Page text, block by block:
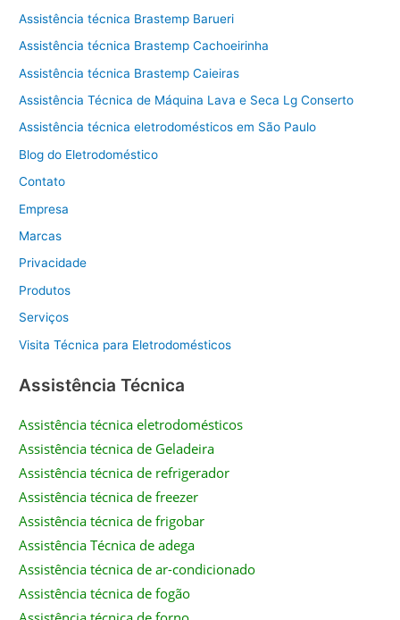
Assistência técnica Brastemp Barueri
Assistência técnica Brastemp Cachoeirinha
Assistência técnica Brastemp Caieiras
Assistência Técnica de Máquina Lava e Seca Lg Conserto
Assistência técnica eletrodomésticos em São Paulo
Blog do Eletrodoméstico
Contato
Empresa
Marcas
Privacidade
Produtos
Serviços
Visita Técnica para Eletrodomésticos
Assistência Técnica
Assistência técnica eletrodomésticos
Assistência técnica de Geladeira
Assistência técnica de refrigerador
Assistência técnica de freezer
Assistência técnica de frigobar
Assistência Técnica de adega
Assistência técnica de ar-condicionado
Assistência técnica de fogão